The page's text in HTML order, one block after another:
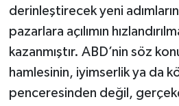
derinleştirecek yeni adımların
pazarlara açılımın
kazanmıştır. ABD’nin söz
hamlesinin, iyimserlik ya da
penceresinden değil,